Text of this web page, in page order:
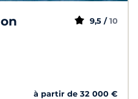
9,5 / 10
à partir de 32 000 €